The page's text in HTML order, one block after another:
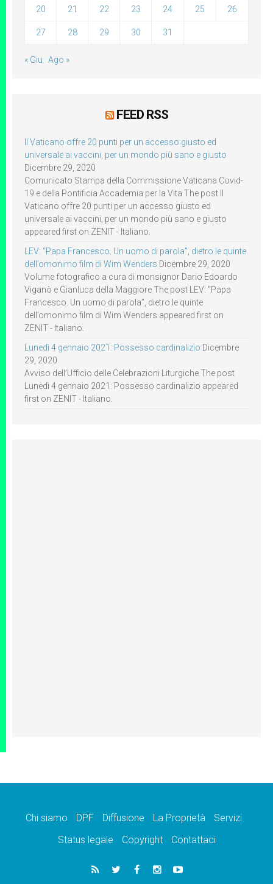
20 21 22 23 24 25 26
27 28 29 30 31
« Giu Ago »
FEED RSS
Il Vaticano offre 20 punti per un accesso giusto ed
universale ai vaccini, per un mondo più sano e giusto
Dicembre 29, 2020
Comunicato Stampa della Commissione Vaticana Covid-
19 e della Pontificia Accademia per la Vita The post Il
Vaticano offre 20 punti per un accesso giusto ed
universale ai vaccini, per un mondo più sano e giusto
appeared first on ZENIT - Italiano.
LEV: “Papa Francesco. Un uomo di parola”, dietro le quinte
dell’omonimo film di Wim Wenders Dicembre 29, 2020
Volume fotografico a cura di monsignor Dario Edoardo
Viganò e Gianluca della Maggiore The post LEV: “Papa
Francesco. Un uomo di parola”, dietro le quinte
dell’omonimo film di Wim Wenders appeared first on
ZENIT - Italiano.
Lunedì 4 gennaio 2021: Possesso cardinalizio Dicembre
29, 2020
Avviso dell’Ufficio delle Celebrazioni Liturgiche The post
Lunedì 4 gennaio 2021: Possesso cardinalizio appeared
first on ZENIT - Italiano.
Chi siamo DPF Diffusione La Proprietà
Servizi
Status legale
Copyright Contattaci